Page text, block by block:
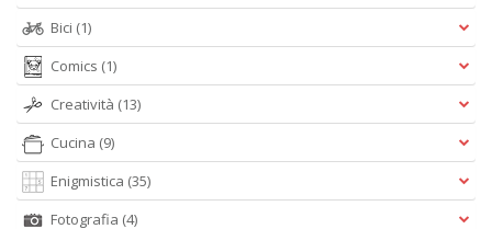
Bici (1)
Comics (1)
Creatività (13)
Cucina (9)
Enigmistica (35)
Fotografia (4)